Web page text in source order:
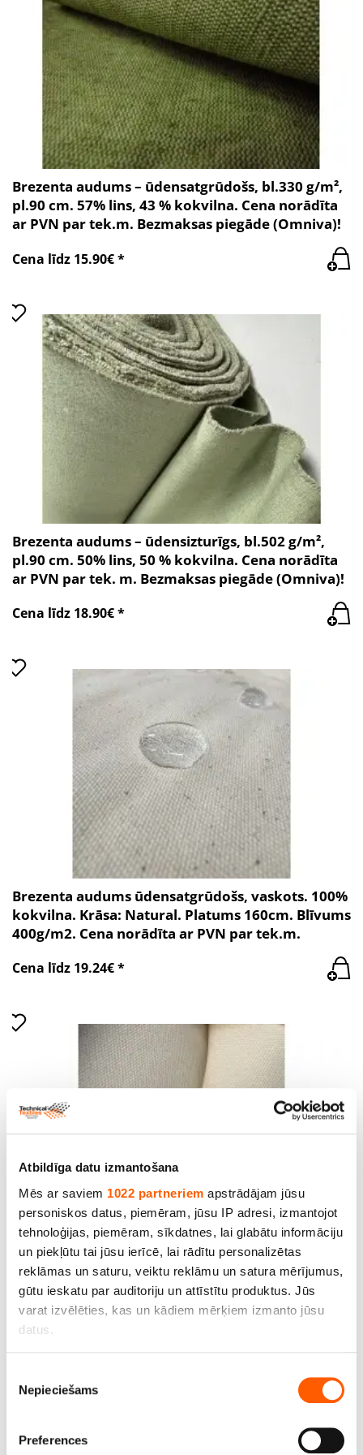
Atbildīga datu izmantošana
Mēs ar saviem 1022 partneriem apstrādājam jūsu
personiskos datus, piemēram, jūsu IP adresi, izmantojot
tehnoloģijas, piemēram, sīkdatnes, lai glabātu informāciju
un piekļūtu tai jūsu ierīcē, lai rādītu personalizētas
reklāmas un saturu, veiktu reklāmu un satura mērījumus,
gūtu ieskatu par auditoriju un attīstītu produktus. Jūs
varat izvēlēties, kas un kādiem mērķiem izmanto jūsu
datus.
apkopot informāciju par jūsu ģeogrāfisko
Identificēt ierīci, veicot aktīvu skenēšanu, lai
izvēle
Nepieciešams
Preferences
Brezenta audums – ūdensatgrūdošs, bl.330 g/m²,
pl.90 cm. 57% lins, 43 % kokvilna. Cena norādīta
ar PVN par tek.m. Bezmaksas piegāde (Omniva)!
Cena līdz 15.90€ *
Brezenta audums – ūdensizturīgs, bl.502 g/m²,
pl.90 cm. 50% lins, 50 % kokvilna. Cena norādīta
ar PVN par tek. m. Bezmaksas piegāde (Omniva)!
Cena līdz 18.90€ *
Brezenta audums ūdensatgrūdošs, vaskots. 100%
kokvilna. Krāsa: Natural. Platums 160cm. Blīvums
400g/m2. Cena norādīta ar PVN par tek.m.
Cena līdz 19.24€ *
Audums Canvas ūdensatgrūdošs, 100% kokvilna,
bl.400g/m2, pl.150cm. Krāsa: Natural, 123
Cena līdz 19.50€ *